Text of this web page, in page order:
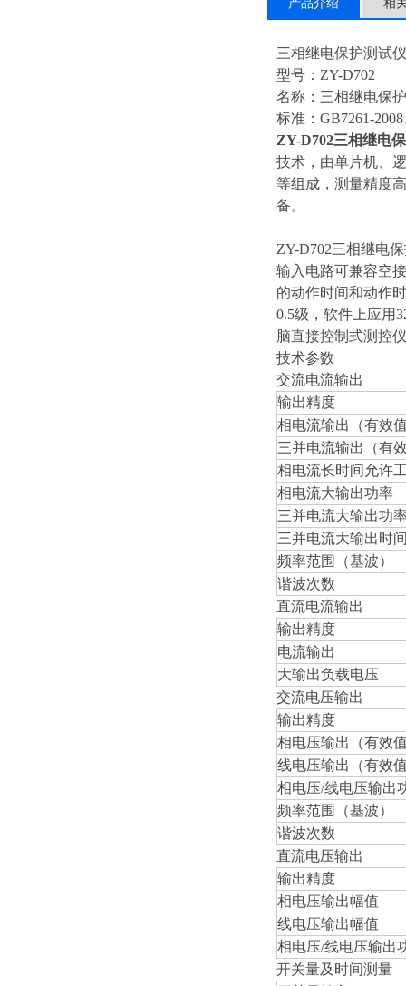
产品介绍 相
三相继电保护测试
型号：ZY-D702
名称：三相继电保
标准：GB7261-
ZY-D702三相继电
技术，由单片机、
等组成，测量精度
备。
ZY-D702三相继电
输入电路可兼容空
的动作时间和动作
0.5级，软件上应用
脑直接控制式测控
技术参数
交流电流输出
输出精度
相电流输出（有效
三并电流输出（有
相电流长时间允许
相电流大输出功率
三并电流大输出功
三并电流大输出时
频率范围（基波）
谐波次数
直流电流输出
输出精度
电流输出
大输出负载电压
交流电压输出
输出精度
相电压输出（有效
线电压输出（有效
相电压/线电压输出
频率范围（基波）
谐波次数
直流电压输出
输出精度
相电压输出幅值
线电压输出幅值
相电压/线电压输出
开关量及时间测量